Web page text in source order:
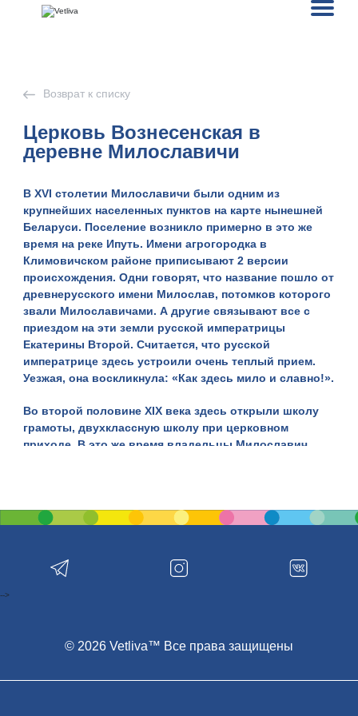
Возврат к списку
Церковь Вознесенская в
деревне Милославичи
В XVI столетии Милославичи были одним из
крупнейших населенных пунктов на карте нынешней
Беларуси. Поселение возникло примерно в это же
время на реке Ипуть. Имени агрогородка в
Климовичском районе приписывают 2 версии
происхождения. Одни говорят, что название пошло от
древнерусского имени Милослав, потомков которого
звали Милославичами. А другие связывают все с
приездом на эти земли русской императрицы
Екатерины Второй. Считается, что русской
императрице здесь устроили очень теплый прием.
Уезжая, она воскликнула: «Как здесь мило и славно!».
Во второй половине XIX века здесь открыли школу
грамоты, двухклассную школу при церковном
приходе. В это же время владельцы Милославич
частично.
евреями, но во время Великой Отечественной они
все были расстреляны немцами. В войну погибло
землякам.
В конце XIX века в Милославичах построили новую
© 2026 Vetliva™ Все права защищены
-->